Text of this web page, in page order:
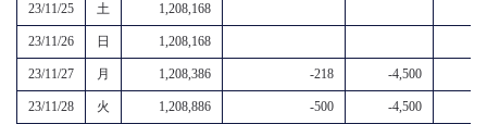
23/11/25 土 1,208,168
23/11/26 日 1,208,168
23/11/27 月 1,208,386 -218 -4,500
23/11/28 火 1,208,886 -500 -4,500